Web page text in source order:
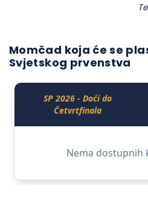
Momčad koja će se
Svjetskog prvenstva